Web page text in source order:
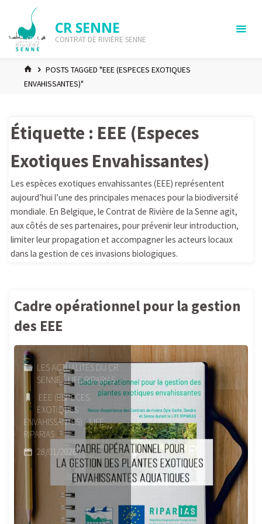
content
CR SENNE
CONTRAT DE RIVIÈRE SENNE
HOMEPOSTS TAGGED "EEE (ESPECES EXOTIQUES
ENVAHISSANTES)"
Étiquette : EEE (Especes
Exotiques Envahissantes)
Les espèces exotiques envahissantes (EEE) représentent
aujourd’hui l’une des principales menaces pour la biodiversité
mondiale. En Belgique, le Contrat de Rivière de la Senne agit,
aux côtés de ses partenaires, pour prévenir leur introduction,
limiter leur propagation et accompagner les acteurs locaux
dans la gestion de ces invasions biologiques.
Cadre opérationnel pour la gestion
des EEE
LES ACTUALITÉS DU CR
SENNE/LIFE RIPARIAS
EEE (ESPECES
EXOTIQUES
ENVAHISSANTES) /LIFE
RIPARIAS
28/01/2026